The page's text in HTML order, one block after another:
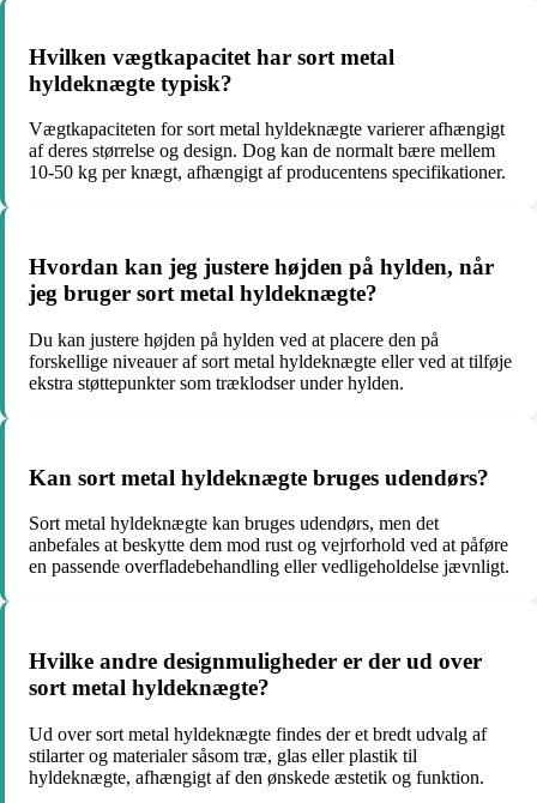
Hvilken vægtkapacitet har sort metal
hyldeknægte typisk?
Vægtkapaciteten for sort metal hyldeknægte varierer afhængigt
af deres størrelse og design. Dog kan de normalt bære mellem
10-50 kg per knægt, afhængigt af producentens specifikationer.
Hvordan kan jeg justere højden på hylden, når
jeg bruger sort metal hyldeknægte?
Du kan justere højden på hylden ved at placere den på
forskellige niveauer af sort metal hyldeknægte eller ved at tilføje
ekstra støttepunkter som træklodser under hylden.
Kan sort metal hyldeknægte bruges udendørs?
Sort metal hyldeknægte kan bruges udendørs, men det
anbefales at beskytte dem mod rust og vejrforhold ved at påføre
en passende overfladebehandling eller vedligeholdelse jævnligt.
Hvilke andre designmuligheder er der ud over
sort metal hyldeknægte?
Ud over sort metal hyldeknægte findes der et bredt udvalg af
stilarter og materialer såsom træ, glas eller plastik til
hyldeknægte, afhængigt af den ønskede æstetik og funktion.